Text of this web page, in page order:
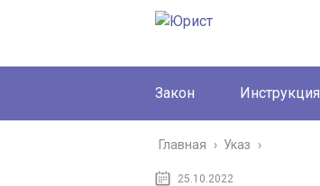
Закон Инструкция
Главная › Указ ›
25.10.2022